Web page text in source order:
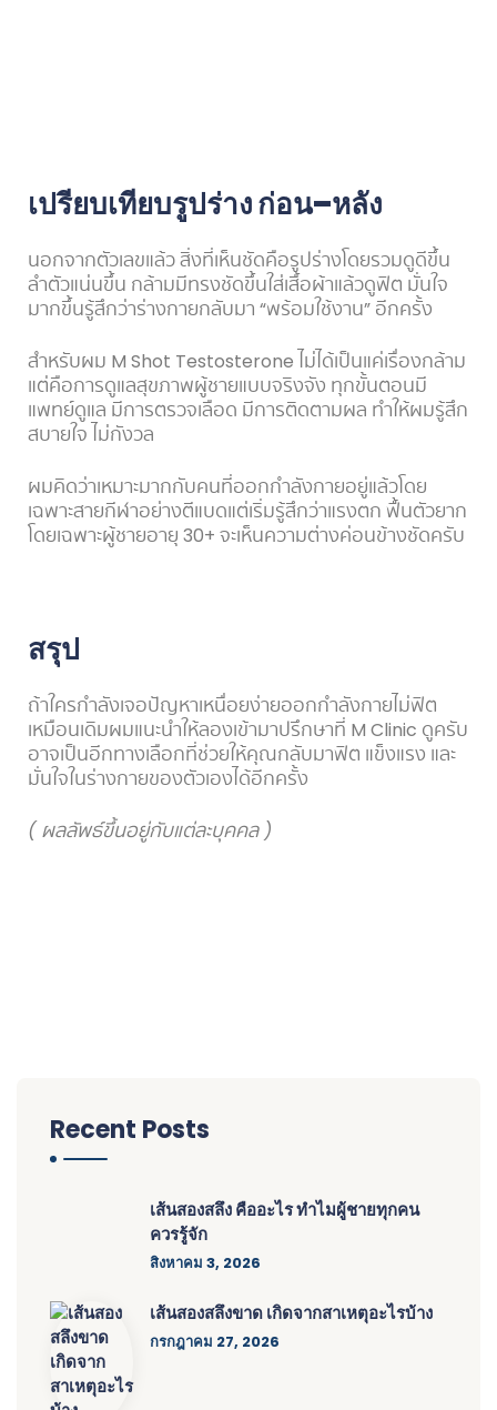
เปรียบเทียบรูปร่าง ก่อน–หลัง
นอกจากตัวเลขแล้ว สิ่งที่เห็นชัดคือรูปร่างโดยรวมดูดีขึ้น
ลำตัวแน่นขึ้น กล้ามมีทรงชัดขึ้นใส่เสื้อผ้าแล้วดูฟิต มั่นใจ
มากขึ้นรู้สึกว่าร่างกายกลับมา “พร้อมใช้งาน” อีกครั้ง
สำหรับผม M Shot Testosterone ไม่ได้เป็นแค่เรื่องกล้าม
แต่คือการดูแลสุขภาพผู้ชายแบบจริงจัง ทุกขั้นตอนมี
แพทย์ดูแล มีการตรวจเลือด มีการติดตามผล ทำให้ผมรู้สึก
สบายใจ ไม่กังวล
ผมคิดว่าเหมาะมากกับคนที่ออกกำลังกายอยู่แล้วโดย
เฉพาะสายกีฬาอย่างตีแบดแต่เริ่มรู้สึกว่าแรงตก ฟื้นตัวยาก
โดยเฉพาะผู้ชายอายุ 30+ จะเห็นความต่างค่อนข้างชัดครับ
สรุป
ถ้าใครกำลังเจอปัญหาเหนื่อยง่ายออกกำลังกายไม่ฟิต
เหมือนเดิมผมแนะนำให้ลองเข้ามาปรึกษาที่ M Clinic ดูครับ
อาจเป็นอีกทางเลือกที่ช่วยให้คุณกลับมาฟิต แข็งแรง และ
มั่นใจในร่างกายของตัวเองได้อีกครั้ง
( ผลลัพธ์ขึ้นอยู่กับแต่ละบุคคล )
Recent Posts
เส้นสองสลึง คืออะไร ทำไมผู้ชายทุกคน
ควรรู้จัก
สิงหาคม 3, 2026
เส้นสองสลึงขาด เกิดจากสาเหตุอะไรบ้าง
กรกฎาคม 27, 2026